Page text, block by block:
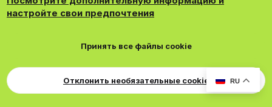
RU
DohTheme
Cookies Russian Обратная связь
Поддержка
Для правообладателей
EN Soundmain
Условия и правила
Политика конфиденциальности
настройте свои предпочтения
Принять все файлы cookie
Отклонить необязательные cookie